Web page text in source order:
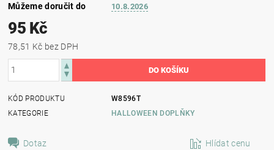
Můžeme doručit do
10.8.2026
95 Kč
78,51 Kč bez DPH
KÓD PRODUKTU
W8596T
KATEGORIE
HALLOWEEN DOPLŇKY
Dotaz Hlídat cenu